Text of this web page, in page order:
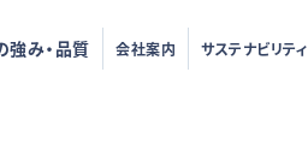
強み・品質 会社案内 サステナビリティ